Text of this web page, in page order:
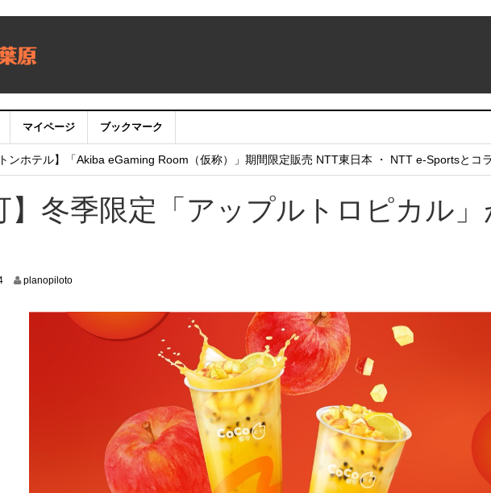
マイページ ブックマーク
火）22時】ココシル：アカウントサービス移行のお知らせ
トンホテル】「Akiba eGaming Room（仮称）」期間限定販売 NTT東日本 ・ NTT e-Sportsとコ
】冬季限定「アップルトロピカル
1
planopiloto